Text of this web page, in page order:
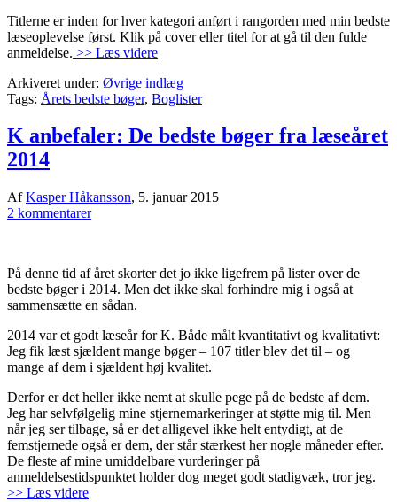
Titlerne er inden for hver kategori anført i rangorden med min bedste
læseoplevelse først. Klik på cover eller titel for at gå til den fulde
anmeldelse. >> Læs videre
Arkiveret under: Øvrige indlæg
Tags: Årets bedste bøger, Boglister
K anbefaler: De bedste bøger fra læseåret
2014
AfKasper Håkansson, 5. januar 2015
2 kommentarer
På denne tid af året skorter det jo ikke ligefrem på lister over de
bedste bøger i 2014. Men det ikke skal forhindre mig i også at
sammensætte en sådan.
2014 var et godt læseår for K. Både målt kvantitativt og kvalitativt:
Jeg fik læst sjældent mange bøger – 107 titler blev det til – og
mange af dem i sjældent høj kvalitet.
Derfor er det heller ikke nemt at skulle pege på de bedste af dem.
Jeg har selvfølgelig mine stjernemarkeringer at støtte mig til. Men
når jeg ser tilbage, så er det alligevel ikke helt entydigt, at de
femstjernede også er dem, der står stærkest her nogle måneder efter.
De fleste af mine umiddelbare vurderinger på
anmeldelsestidspunktet holder dog meget godt stadigvæk, tror jeg.
>> Læs videre